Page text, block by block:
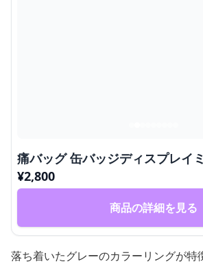
痛バッグ 缶バッジディスプレイ
¥2,800
商品の詳細を見る
落ち着いたグレーのカラーリングが特